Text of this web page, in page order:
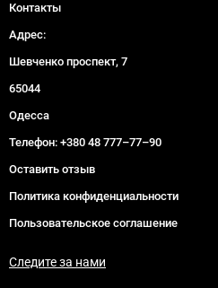
Контакты
Адрес:
Шевченко проспект, 7
65044
Одесса
Телефон: +380 48 777–77–90
Оставить отзыв
Политика конфиденциальности
Пользовательское соглашение
Следите за нами